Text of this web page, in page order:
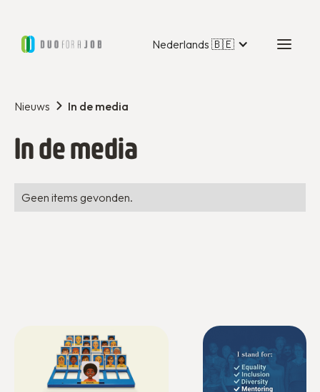
Nederlands 🇧🇪
Nieuws In de media
In de media
Geen items gevonden.